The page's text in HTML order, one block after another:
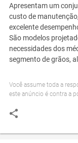
Apresentam um
custo de
excelente
São modelos
necessidades dos
segmento de grãos,
Você assume toda a
este anúncio é contra a